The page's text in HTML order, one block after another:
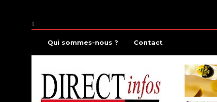
1
Qui sommes-nous ? Contact